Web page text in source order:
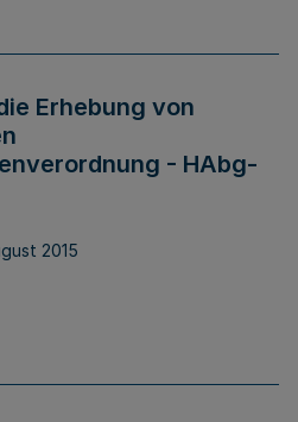
Erhebung von
- HAbg-
2015